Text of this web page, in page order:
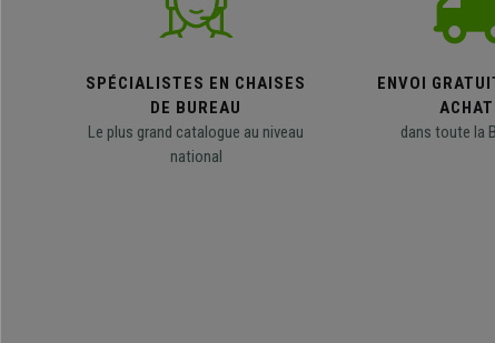
SPÉCIALISTES EN CHAISES
DE BUREAU
Le plus grand catalogue au niveau
national
ENVOI
dans toute la